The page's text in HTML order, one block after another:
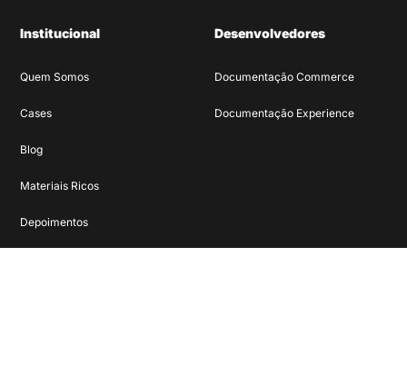
Institucional
Quem Somos
Cases
Blog
Materiais Ricos
Depoimentos
Desenvolvedores
Documentação Commerce
Documentação Experience